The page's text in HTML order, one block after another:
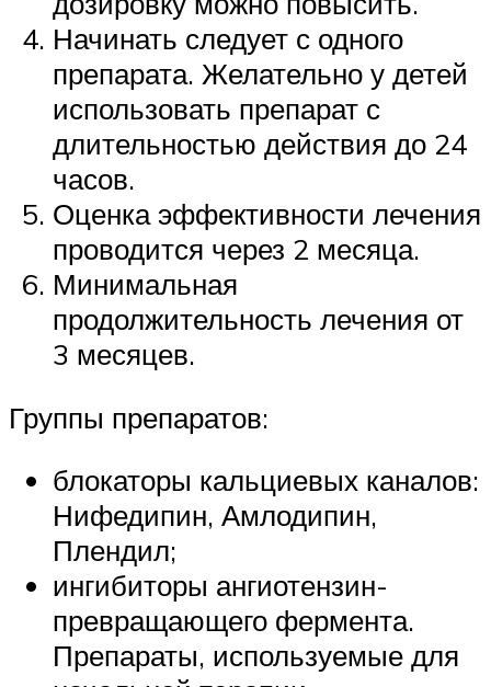
Начинать следует с одного
препарата. Желательно у детей
использовать препарат с
длительностью действия до 24
часов.
Оценка эффективности лечения
проводится через 2 месяца.
Минимальная
продолжительность лечения от
3 месяцев.
Группы препаратов:
блокаторы кальциевых каналов:
Нифедипин, Амлодипин,
Плендил;
ингибиторы ангиотензин-
превращающего фермента.
Препараты, используемые для